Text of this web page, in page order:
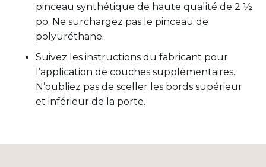
pinceau synthétique de haute qualité de 2 ½
po. Ne surchargez pas le pinceau de
polyuréthane.
Suivez les instructions du fabricant pour
l’application de couches supplémentaires.
N’oubliez pas de sceller les bords supérieur
et inférieur de la porte.